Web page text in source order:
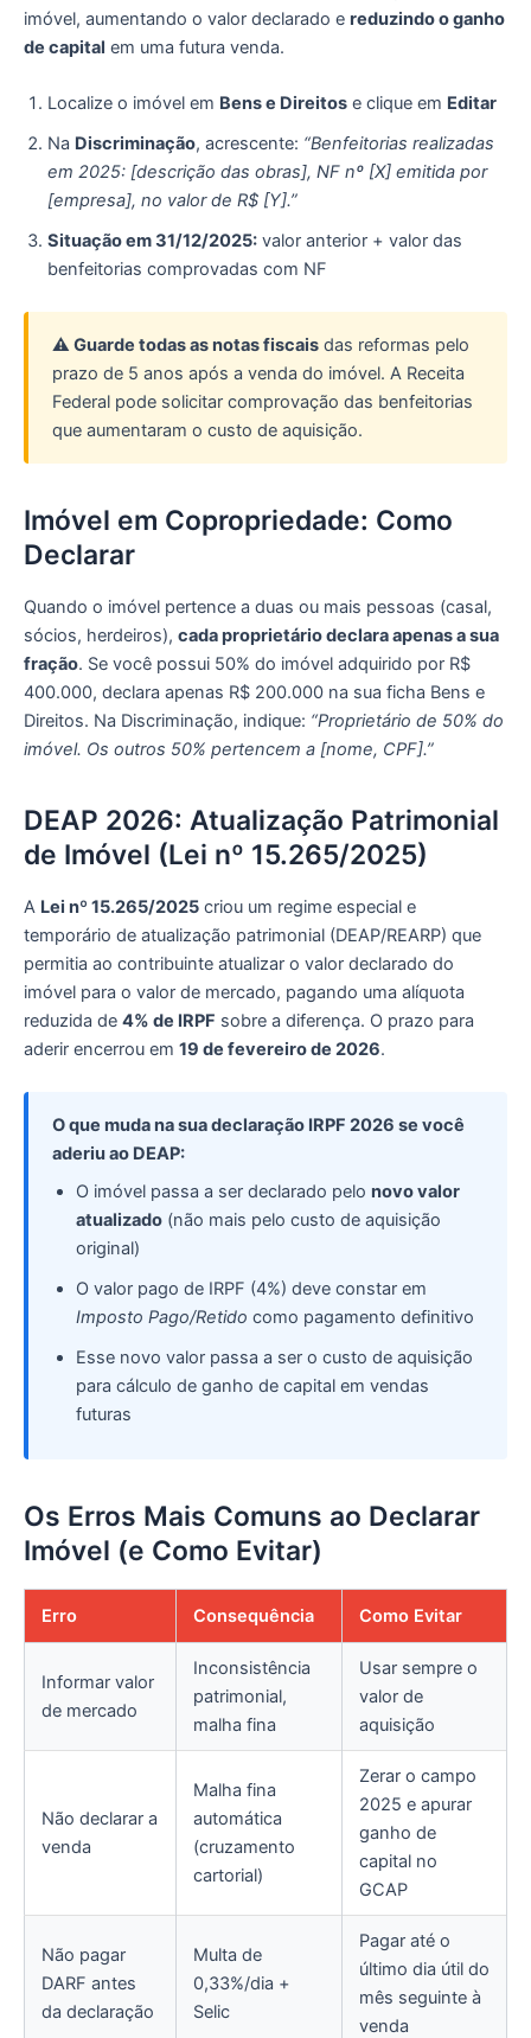
imóvel, aumentando o valor declarado e reduzindo o ganho
de capital em uma futura venda.
Localize o imóvel em Bens e Direitos e clique em Editar
Na Discriminação, acrescente: “Benfeitorias realizadas
em 2025: [descrição das obras], NF nº [X] emitida por
[empresa], no valor de R$ [Y].”
Situação em 31/12/2025: valor anterior + valor das
benfeitorias comprovadas com NF
⚠️ Guarde todas as notas fiscais das reformas pelo
prazo de 5 anos após a venda do imóvel. A Receita
Federal pode solicitar comprovação das benfeitorias
que aumentaram o custo de aquisição.
Imóvel em Copropriedade: Como
Declarar
Quando o imóvel pertence a duas ou mais pessoas (casal,
sócios, herdeiros), cada proprietário declara apenas a sua
fração. Se você possui 50% do imóvel adquirido por R$
400.000, declara apenas R$ 200.000 na sua ficha Bens e
Direitos. Na Discriminação, indique: “Proprietário de 50% do
imóvel. Os outros 50% pertencem a [nome, CPF].”
DEAP 2026: Atualização Patrimonial
de Imóvel (Lei nº 15.265/2025)
A Lei nº 15.265/2025 criou um regime especial e
temporário de atualização patrimonial (DEAP/REARP) que
permitia ao contribuinte atualizar o valor declarado do
imóvel para o valor de mercado, pagando uma alíquota
reduzida de 4% de IRPF sobre a diferença. O prazo para
aderir encerrou em 19 de fevereiro de 2026.
O que muda na sua declaração IRPF 2026 se você
aderiu ao DEAP:
O imóvel passa a ser declarado pelo novo valor
atualizado (não mais pelo custo de aquisição
original)
O valor pago de IRPF (4%) deve constar em
Imposto Pago/Retido como pagamento definitivo
Esse novo valor passa a ser o custo de aquisição
para cálculo de ganho de capital em vendas
futuras
Os Erros Mais Comuns ao Declarar
Imóvel (e Como Evitar)
Erro Consequência Como Evitar
Informar valor
de mercado
Inconsistência
patrimonial,
malha fina
Usar sempre o
valor de
aquisição
Não declarar a
venda
Malha fina
automática
(cruzamento
cartorial)
Zerar o campo
2025 e apurar
ganho de
capital no
GCAP
Não pagar
DARF antes
da declaração
Multa de
0,33%/dia +
Selic
Pagar até o
último dia útil do
mês seguinte à
venda